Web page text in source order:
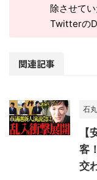
除させてい
Twitterの
関連記事
石
客
交